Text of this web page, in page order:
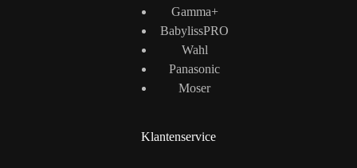
Gamma+
BabylissPRO
Wahl
Panasonic
Moser
Klantenservice